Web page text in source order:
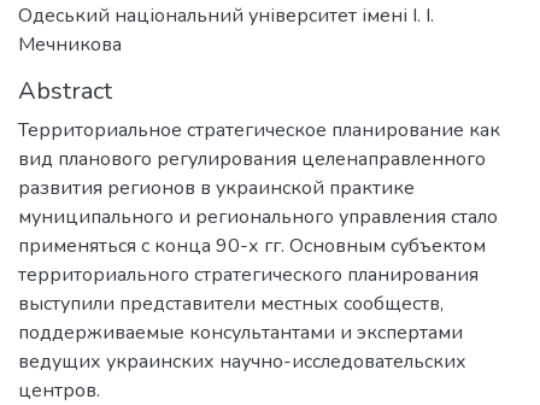
Одеський національний університет імені І. І.
Мечникова
Abstract
Территориальное стратегическое планирование как
вид планового регулирования целенаправленного
развития регионов в украинской практике
муниципального и регионального управления стало
применяться с конца 90-х гг. Основным субъектом
территориального стратегического планирования
выступили представители местных сообществ,
поддерживаемые консультантами и экспертами
ведущих украинских научно-исследовательских
центров.